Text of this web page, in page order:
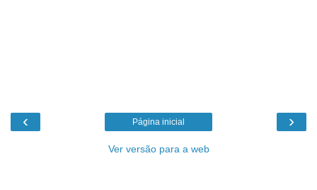
‹ ›
Página inicial
Ver versão para a web